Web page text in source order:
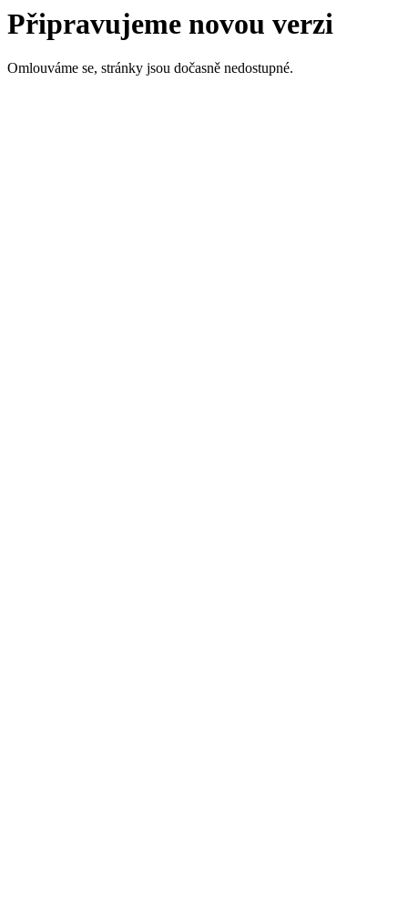
Připravujeme novou verzi
Omlouváme se, stránky jsou dočasně nedostupné.